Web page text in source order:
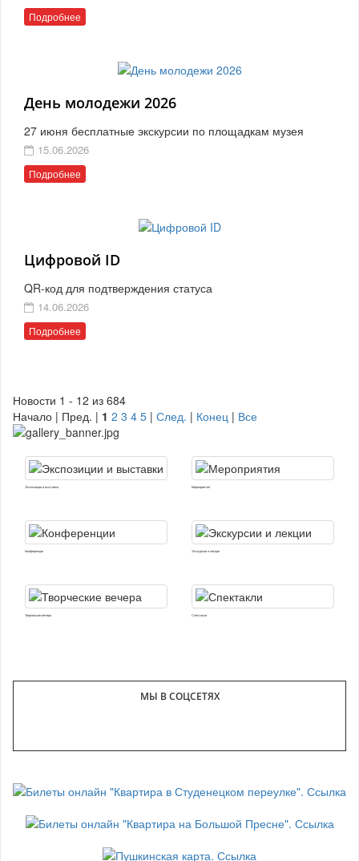
Подробнее
День молодежи 2026
27 июня бесплатные экскурсии по площадкам музея
15.06.2026
Подробнее
Цифровой ID
QR-код для подтверждения статуса
14.06.2026
Подробнее
Новости 1 - 12 из 684
Начало | Пред. | 1 2 3 4 5 | След. | Конец | Все
Экспозиции и выставки Мероприятия
Конференции Экскурсии и лекции
Творческие вечера Спектакли
МЫ В СОЦСЕТЯХ